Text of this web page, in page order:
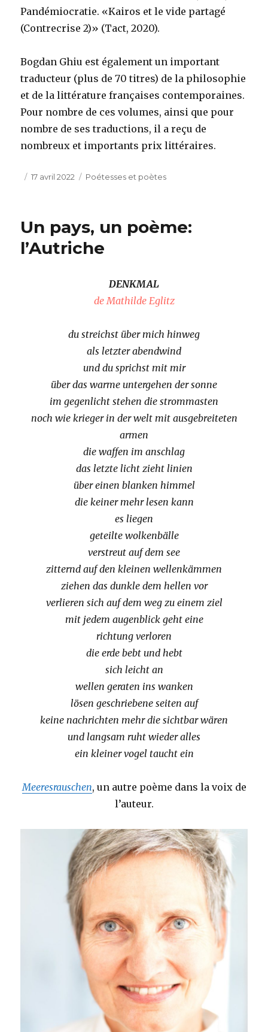
Pandémiocratie. «Kairos et le vide partagé
(Contrecrise 2)» (Tact, 2020).
Bogdan Ghiu est également un important
traducteur (plus de 70 titres) de la philosophie
et de la littérature françaises contemporaines.
Pour nombre de ces volumes, ainsi que pour
nombre de ses traductions, il a reçu de
nombreux et importants prix littéraires.
Publié
17 avril 2022 Catégories
Poétesses et poètes
Un pays, un poème:
l’Autriche
DENKMAL
de Mathilde Eglitz
du streichst über mich hinweg
als letzter abendwind
und du sprichst mit mir
über das warme untergehen der sonne
im gegenlicht stehen die strommasten
noch wie krieger in der welt mit ausgebreiteten
armen
die waffen im anschlag
das letzte licht zieht linien
über einen blanken himmel
die keiner mehr lesen kann
es liegen
geteilte wolkenbälle
verstreut auf dem see
zitternd auf den kleinen wellenkämmen
ziehen das dunkle dem hellen vor
verlieren sich auf dem weg zu einem ziel
mit jedem augenblick geht eine
richtung verloren
die erde bebt und hebt
sich leicht an
wellen geraten ins wanken
lösen geschriebene seiten auf
keine nachrichten mehr die sichtbar wären
und langsam ruht wieder alles
ein kleiner vogel taucht ein
Meeresrauschen, un autre poème dans la voix de
l’auteur.